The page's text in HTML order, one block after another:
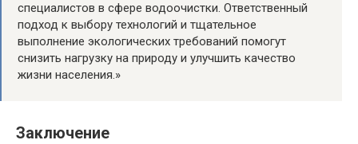
специалистов в сфере водоочистки. Ответственный
подход к выбору технологий и тщательное
выполнение экологических требований помогут
снизить нагрузку на природу и улучшить качество
жизни населения.»
Заключение